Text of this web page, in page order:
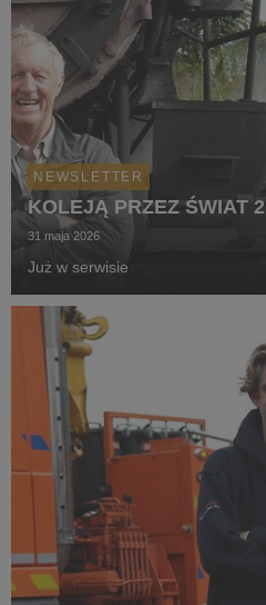
NEWSLETTER
KOLEJĄ PRZEZ ŚWIAT 2
31 maja 2026
Już w serwisie